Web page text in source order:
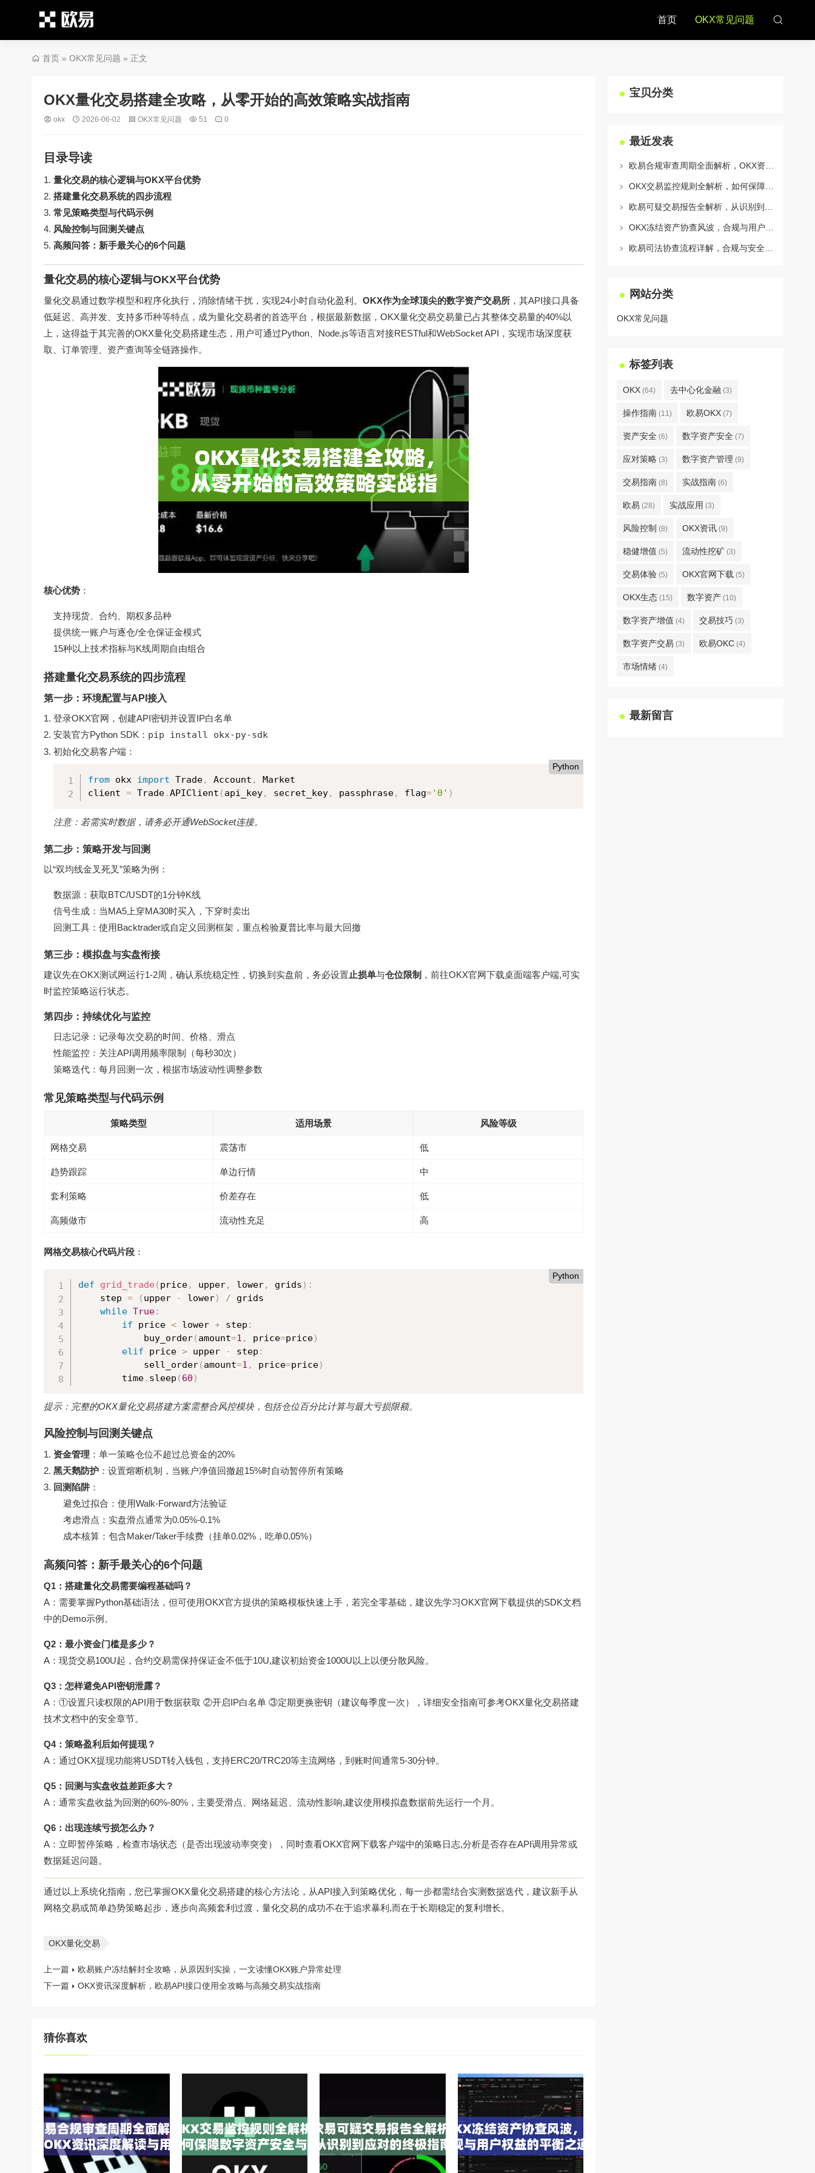
首页 OKX常见问题
首页 » OKX常见问题 » 正文
OKX量化交易搭建全攻略，从零开始的高效策略实战指南
okx 2026-06-02 OKX常见问题 51 0
目录导读
量化交易的核心逻辑与OKX平台优势
搭建量化交易系统的四步流程
常见策略类型与代码示例
风险控制与回测关键点
高频问答：新手最关心的6个问题
量化交易的核心逻辑与OKX平台优势
量化交易通过数学模型和程序化执行，消除情绪干扰，实现24小时自动化盈利。 OKX作为全球顶尖的数字资产交易所 ，其API接口具备
低延迟、高并发、支持多币种等特点，成为量化交易者的首选平台，根据最新数据，OKX量化交易交易量已占其整体交易量的40%以
上，这得益于其完善的OKX量化交易搭建生态，用户可通过Python、Node.js等语言对接RESTful和WebSocket API，实现市场深度获
取、订单管理、资产查询等全链路操作。
核心优势 ：
支持现货、合约、期权多品种
提供统一账户与逐仓/全仓保证金模式
15种以上技术指标与K线周期自由组合
搭建量化交易系统的四步流程
第一步：环境配置与API接入
登录OKX官网，创建API密钥并设置IP白名单
安装官方Python SDK： pip install okx-py-sdk
初始化交易客户端：
Python
from okx import Trade, Account ,
Market
client = Trade.APIClient ( api_key, secret_key, passphrase, flag='0' )
注意：若需实时数据，请务必开通WebSocket连接。
第二步：策略开发与回测
以“双均线金叉死叉”策略为例：
数据源：获取BTC/USDT的1分钟K线
信号生成：当MA5上穿MA30时买入，下穿时卖出
回测工具：使用Backtrader或自定义回测框架，重点检验夏普比率与最大回撤
第三步：模拟盘与实盘衔接
建议先在OKX测试网运行1-2周，确认系统稳定性，切换到实盘前，务必设置 止损单与仓位限制 ，前往OKX官网下载桌面端客户端,可实
时监控策略运行状态。
第四步：持续优化与监控
日志记录：记录每次交易的时间、价格、滑点
性能监控：关注API调用频率限制（每秒30次）
策略迭代：每月回测一次，根据市场波动性调整参数
常见策略类型与代码示例
策略类型 适用场景 风险等级
网格交易 震荡市 低
趋势跟踪 单边行情 中
套利策略 价差存在 低
高频做市 流动性充足 高
网格交易核心代码片段 ：
Python
def grid_trade( price, upper, lower, grids ) :
    step
= ( upper - lower) / grids
while True:
if price < lower + step :
            buy_order
( amount=1 , price=price)
elif price > upper - step :
            sell_order
( amount=1 , price=price)
        time
. sleep ( 60 )
提示：完整的OKX量化交易搭建方案需整合风控模块，包括仓位百分比计算与最大亏损限额。
风险控制与回测关键点
资金管理 ：单一策略仓位不超过总资金的20%
黑天鹅防护 ：设置熔断机制，当账户净值回撤超15%时自动暂停所有策略
回测陷阱 ：
避免过拟合：使用Walk-Forward方法验证
考虑滑点：实盘滑点通常为0.05%-0.1%
成本核算：包含Maker/Taker手续费（挂单0.02%，吃单0.05%）
高频问答：新手最关心的6个问题
Q1：搭建量化交易需要编程基础吗？
A：需要掌握Python基础语法，但可使用OKX官方提供的策略模板快速上手，若完全零基础，建议先学习OKX官网下载提供的SDK文档
中的Demo示例。
Q2：最小资金门槛是多少？
A：现货交易100U起，合约交易需保持保证金不低于10U,建议初始资金1000U以上以便分散风险。
Q3：怎样避免API密钥泄露？
A：①设置只读权限的API用于数据获取 ②开启IP白名单 ③定期更换密钥（建议每季度一次），详细安全指南可参考OKX量化交易搭建
技术文档中的安全章节。
Q4：策略盈利后如何提现？
A：通过OKX提现功能将USDT转入钱包，支持ERC20/TRC20等主流网络，到账时间通常5-30分钟。
Q5：回测与实盘收益差距多大？
A：通常实盘收益为回测的60%-80%，主要受滑点、网络延迟、流动性影响,建议使用模拟盘数据前先运行一个月。
Q6：出现连续亏损怎么办？
A：立即暂停策略，检查市场状态（是否出现波动率突变），同时查看OKX官网下载客户端中的策略日志,分析是否存在API调用异常或
数据延迟问题。
通过以上系统化指南，您已掌握OKX量化交易搭建的核心方法论，从API接入到策略优化，每一步都需结合实测数据迭代，建议新手从
网格交易或简单趋势策略起步，逐步向高频套利过渡，量化交易的成功不在于追求暴利,而在于长期稳定的复利增长。
OKX量化交易
上一篇
欧易账户冻结解封全攻略，从原因到实操，一文读懂OKX账户异常处理
下一篇
OKX资讯深度解析，欧易API接口使用全攻略与高频交易实战指南
猜你喜欢
宝贝分类
最近发表
网站分类
OKX常见问题
标签列表
OKX (64) 去中心化金融 (3)
操作指南 (11) 欧易OKX (7)
资产安全 (6) 数字资产安全 (7)
应对策略 (3) 数字资产管理 (9)
交易指南 (8) 实战指南 (6)
欧易 (28) 实战应用 (3)
风险控制 (8) OKX资讯 (9)
稳健增值 (5) 流动性挖矿 (3)
交易体验 (5) OKX官网下载 (5)
OKX生态 (15) 数字资产 (10)
数字资产增值 (4) 交易技巧 (3)
数字资产交易 (3) 欧易OKC (4)
市场情绪 (4)
最新留言